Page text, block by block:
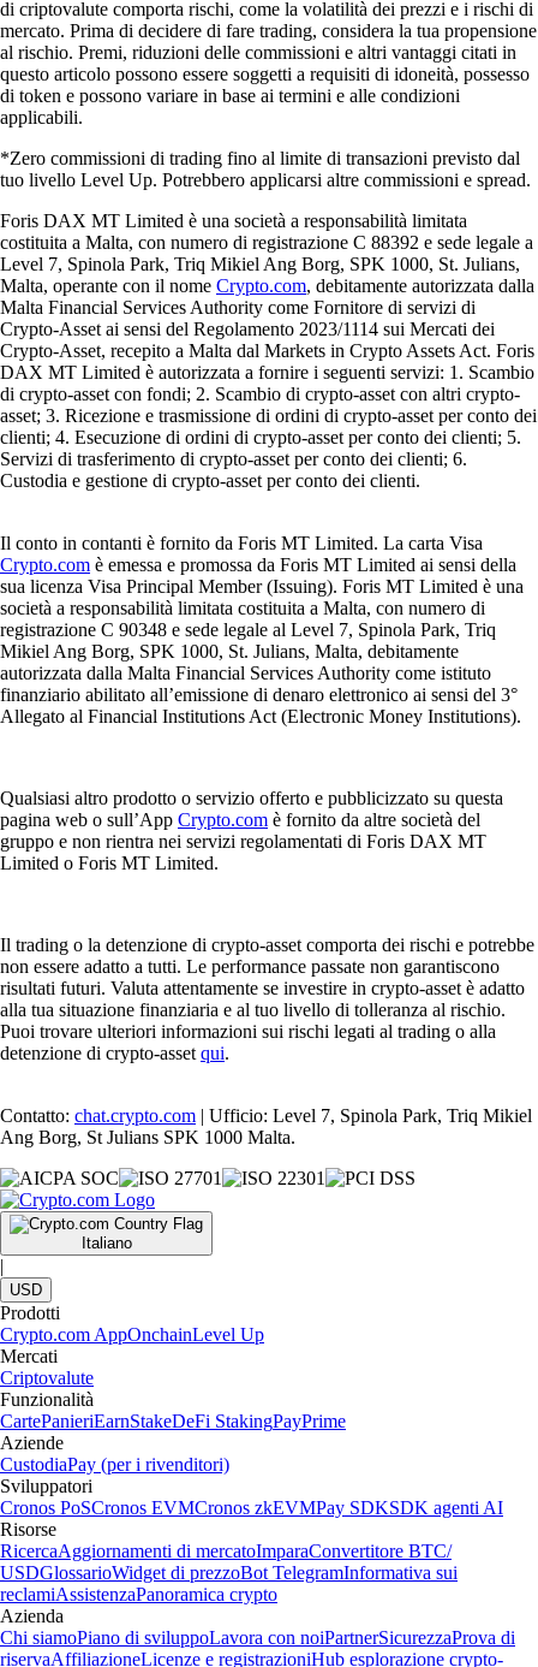
di criptovalute comporta rischi, come la volatilità dei prezzi e i rischi di
mercato. Prima di decidere di fare trading, considera la tua propensione
al rischio. Premi, riduzioni delle commissioni e altri vantaggi citati in
questo articolo possono essere soggetti a requisiti di idoneità, possesso
di token e possono variare in base ai termini e alle condizioni
applicabili.
*Zero commissioni di trading fino al limite di transazioni previsto dal
tuo livello Level Up. Potrebbero applicarsi altre commissioni e spread.
Foris DAX MT Limited è una società a responsabilità limitata
costituita a Malta, con numero di registrazione C 88392 e sede legale a
Level 7, Spinola Park, Triq Mikiel Ang Borg, SPK 1000, St. Julians,
Malta, operante con il nome Crypto.com, debitamente autorizzata dalla
Malta Financial Services Authority come Fornitore di servizi di
Crypto-Asset ai sensi del Regolamento 2023/1114 sui Mercati dei
Crypto-Asset, recepito a Malta dal Markets in Crypto Assets Act. Foris
DAX MT Limited è autorizzata a fornire i seguenti servizi: 1. Scambio
di crypto-asset con fondi; 2. Scambio di crypto-asset con altri crypto-
asset; 3. Ricezione e trasmissione di ordini di crypto-asset per conto dei
clienti; 4. Esecuzione di ordini di crypto-asset per conto dei clienti; 5.
Servizi di trasferimento di crypto-asset per conto dei clienti; 6.
Custodia e gestione di crypto-asset per conto dei clienti.
Il conto in contanti è fornito da Foris MT Limited. La carta Visa
Crypto.com è emessa e promossa da Foris MT Limited ai sensi della
sua licenza Visa Principal Member (Issuing). Foris MT Limited è una
società a responsabilità limitata costituita a Malta, con numero di
registrazione C 90348 e sede legale al Level 7, Spinola Park, Triq
Mikiel Ang Borg, SPK 1000, St. Julians, Malta, debitamente
autorizzata dalla Malta Financial Services Authority come istituto
finanziario abilitato all’emissione di denaro elettronico ai sensi del 3°
Allegato al Financial Institutions Act (Electronic Money Institutions).
Qualsiasi altro prodotto o servizio offerto e pubblicizzato su questa
pagina web o sull’App Crypto.com è fornito da altre società del
gruppo e non rientra nei servizi regolamentati di Foris DAX MT
Limited o Foris MT Limited.
Il trading o la detenzione di crypto-asset comporta dei rischi e potrebbe
non essere adatto a tutti. Le performance passate non garantiscono
risultati futuri. Valuta attentamente se investire in crypto-asset è adatto
alla tua situazione finanziaria e al tuo livello di tolleranza al rischio.
Puoi trovare ulteriori informazioni sui rischi legati al trading o alla
detenzione di crypto-asset qui.
Contatto: chat.crypto.com | Ufficio: Level 7, Spinola Park, Triq Mikiel
Ang Borg, St Julians SPK 1000 Malta.
Italiano
|
USD
Prodotti
Crypto.com AppOnchainLevel Up
Mercati
Criptovalute
Funzionalità
CartePanieriEarnStakeDeFi StakingPayPrime
Aziende
CustodiaPay (per i rivenditori)
Sviluppatori
Cronos PoSCronos EVMCronos zkEVMPay SDKSDK agenti AI
Risorse
RicercaAggiornamenti di mercatoImparaConvertitore BTC/
USDGlossarioWidget di prezzoBot TelegramInformativa sui
reclamiAssistenzaPanoramica crypto
Azienda
Chi siamoPiano di sviluppoLavora con noiPartnerSicurezzaProva di
riservaAffiliazioneLicenze e registrazioniHub esplorazione crypto-